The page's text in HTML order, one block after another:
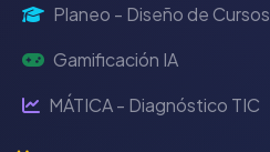
Planeo - Diseño de Cursos
Gamificación IA
MÁTICA - Diagnóstico TIC